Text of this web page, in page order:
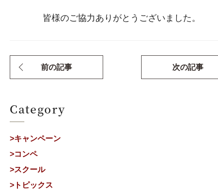
皆様のご協力ありがとうございました。
前の記事 次の記事
Category
>キャンペーン
>コンペ
>スクール
>トピックス